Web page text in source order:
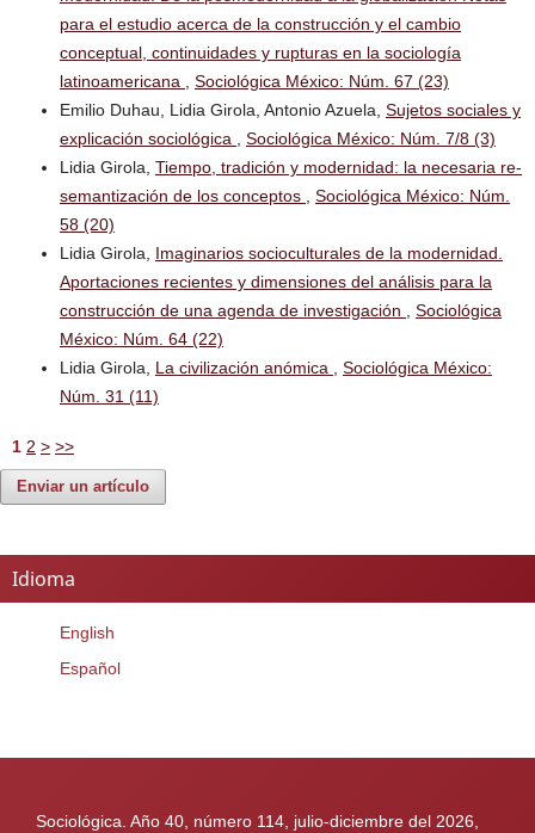
para el estudio acerca de la construcción y el cambio
conceptual, continuidades y rupturas en la sociología
latinoamericana , Sociológica México: Núm. 67 (23)
Emilio Duhau, Lidia Girola, Antonio Azuela, Sujetos sociales y
explicación sociológica , Sociológica México: Núm. 7/8 (3)
Lidia Girola, Tiempo, tradición y modernidad: la necesaria re-
semantización de los conceptos , Sociológica México: Núm.
58 (20)
Lidia Girola, Imaginarios socioculturales de la modernidad.
Aportaciones recientes y dimensiones del análisis para la
construcción de una agenda de investigación , Sociológica
México: Núm. 64 (22)
Lidia Girola, La civilización anómica , Sociológica México:
Núm. 31 (11)
1 2 > >>
Enviar un artículo
Idioma
English
Español
Sociológica. Año 40, número 114, julio-diciembre del 2026,